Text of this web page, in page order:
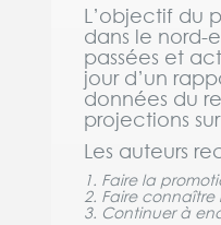
L’objectif du
dans le nord-
passées et
jour d’un
données du
projections
Les auteurs
1. Faire la
2. Faire
3. Continuer à